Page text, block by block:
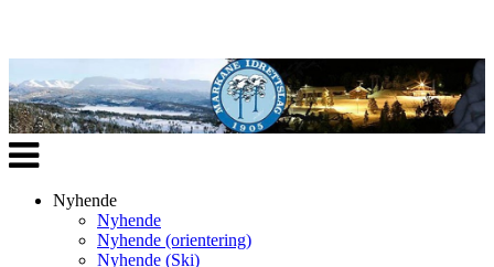
Veksle
navigasjon
Nyhende
Nyhende
Nyhende (orientering)
Nyhende (Ski)